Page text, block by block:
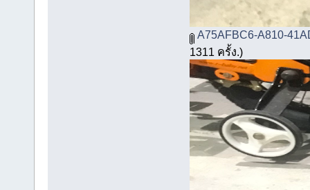
A75AFBC6-A810-
1311 ครั้ง.)